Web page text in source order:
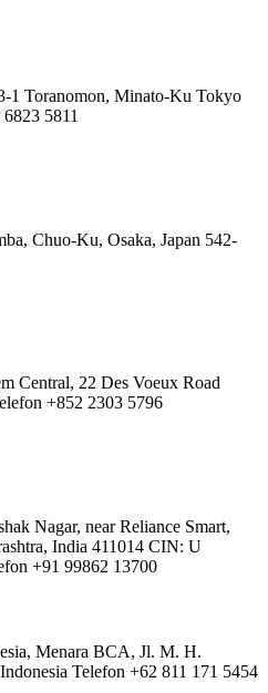
1 Toranomon, Minato-Ku Tokyo
5811
Chuo-Ku, Osaka, Japan 542-
Central, 22 Des Voeux Road
+852 2303 5796
Nagar, near Reliance Smart,
India 411014 CIN: U
+91 99862 13700
Menara BCA, Jl. M. H.
Telefon +62 811 171 5454